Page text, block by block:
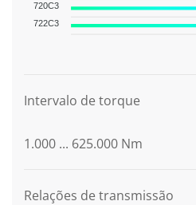
720C3
722C3
Intervalo de torque
1.000 ... 625.000 Nm
Relações de transmissão